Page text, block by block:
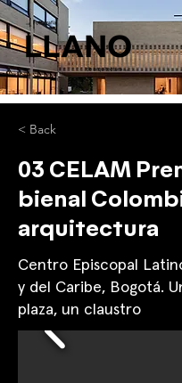
< Back
03 CELAM
bienal
arquitectura
Centro Episcopal
y del Caribe, Bogotá.
plaza, un claustro